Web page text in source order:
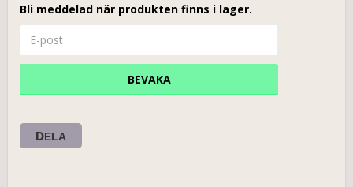
Bli meddelad när produkten finns i lager.
BEVAKA
DELA